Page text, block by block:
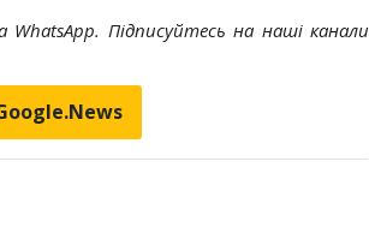
WhatsApp. Підписуйтесь на наші канали